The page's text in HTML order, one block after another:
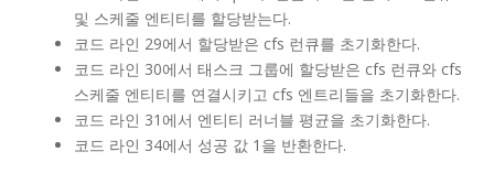
및 스케줄 엔티티를 할당받는다.
코드 라인 29에서 할당받은 cfs 런큐를 초기화한다.
코드 라인 30에서 태스크 그룹에 할당받은 cfs 런큐와 cfs
스케줄 엔티티를 연결시키고 cfs 엔트리들을 초기화한다.
코드 라인 31에서 엔티티 러너블 평균을 초기화한다.
코드 라인 34에서 성공 값 1을 반환한다.